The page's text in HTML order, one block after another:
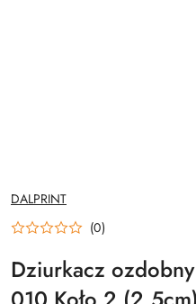
NAZWA
PRODUCENTA:
DALPRINT
(0)
Dziurkacz